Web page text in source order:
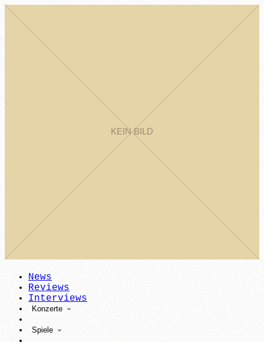
News
Reviews
Interviews
Konzerte
Spiele